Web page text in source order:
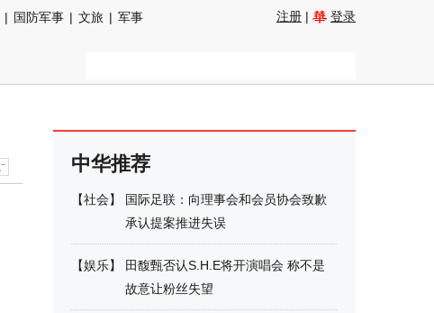
| 国防军事 | 文旅 | 军事
注册 | 登录
中华推荐
【社会】
国际足联：向理事会和会员协会致歉
承认提案推进失误
【娱乐】
田馥甄否认S.H.E将开演唱会 称不是
故意让粉丝失望